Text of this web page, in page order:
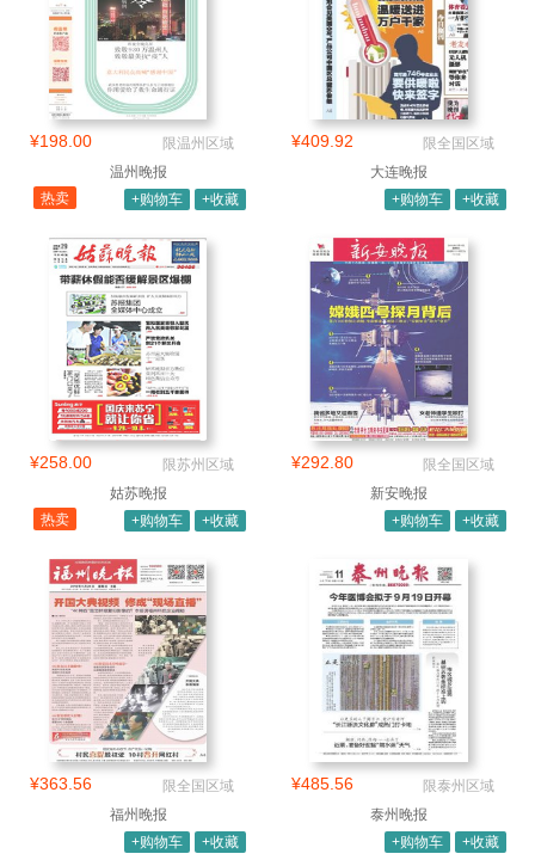
¥198.00
限温州区域
温州晚报
热卖
+购物车 +收藏
¥409.92
限全国区域
大连晚报
+购物车
+收藏
¥258.00
限苏州区域
姑苏晚报
热卖
+购物车 +收藏
¥292.80
限全国区域
新安晚报
+购物车
+收藏
¥363.56
限全国区域
福州晚报
+购物车
+收藏
¥485.56
限泰州区域
泰州晚报
+购物车
+收藏